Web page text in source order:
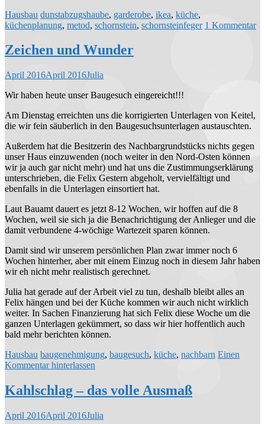
Hausbau dunstabzugshaube, garderobe, ikea, küche,
küchenplanung, metod, schornstein, schornsteinfeger 1 Kommentar
Zeichen und Wunder
April 2016April 2016Julia
Wir haben heute unser Baugesuch eingereicht!!!
Am Dienstag erreichten uns die korrigierten Unterlagen von Keitel,
die wir fein säuberlich in den Baugesuchsunterlagen austauschten.
Außerdem hat die Besitzerin des Nachbargrundstücks nichts gegen
unser Haus einzuwenden (noch weiter in den Nord-Osten können
wir ja auch gar nicht mehr) und hat uns die Zustimmungserklärung
unterschrieben, die Felix Gestern abgeholt, vervielfältigt und
ebenfalls in die Unterlagen einsortiert hat.
Laut Bauamt dauert es jetzt 8-12 Wochen, wir hoffen auf die 8
Wochen, weil sie sich ja die Benachrichtigung der Anlieger und die
damit verbundene 4-wöchige Wartezeit sparen können.
Damit sind wir unserem persönlichen Plan zwar immer noch 6
Wochen hinterher, aber mit einem Einzug noch in diesem Jahr haben
wir eh nicht mehr realistisch gerechnet.
Julia hat gerade auf der Arbeit viel zu tun, deshalb bleibt alles an
Felix hängen und bei der Küche kommen wir auch nicht wirklich
weiter. In Sachen Finanzierung hat sich Felix diese Woche um die
ganzen Unterlagen gekümmert, so dass wir hier hoffentlich auch
bald mehr berichten können.
Hausbau baugenehmigung, baugesuch, küche, nachbarn Einen
Kommentar hinterlassen
Kahlschlag – das volle Ausmaß
April 2016April 2016Julia